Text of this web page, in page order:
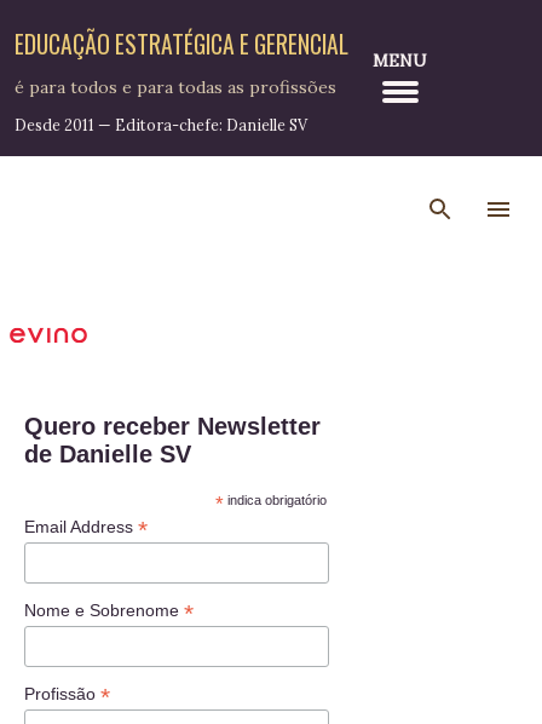
Pular para o conteúdo principal
EDUCAÇÃO ESTRATÉGICA E GERENCIAL
é para todos e para todas as profissões
Desde 2011 — Editora-chefe: Danielle SV
MENU
Quero receber Newsletter
de Danielle SV
*indica obrigatório
Email Address *
Nome e Sobrenome *
Profissão *